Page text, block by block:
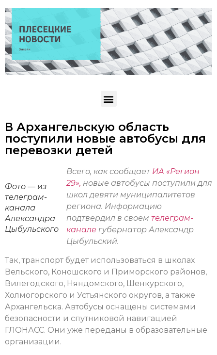
В Архангельскую область
поступили новые автобусы для
перевозки детей
Фото — из
телеграм-
канала
Александра
Цыбульского
Всего, как сообщает ИА «Регион
29», новые автобусы поступили для
школ девяти муниципалитетов
региона. Информацию
подтвердил в своем телеграм-
канале губернатор Александр
Цыбульский.
Так, транспорт будет использоваться в школах
Вельского, Коношского и Приморского районов,
Вилегодского, Няндомского, Шенкурского,
Холмогорского и Устьянского округов, а также
Архангельска. Автобусы оснащены системами
безопасности и спутниковой навигацией
ГЛОНАСС. Они уже переданы в образовательные
организации.